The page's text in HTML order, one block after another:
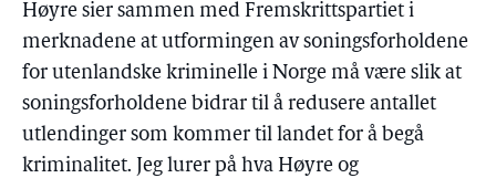
Høyre sier sammen med Fremskrittspartiet i
merknadene at utformingen av soningsforholdene
for utenlandske kriminelle i Norge må være slik at
soningsforholdene bidrar til å redusere antallet
utlendinger som kommer til landet for å begå
kriminalitet. Jeg lurer på hva Høyre og